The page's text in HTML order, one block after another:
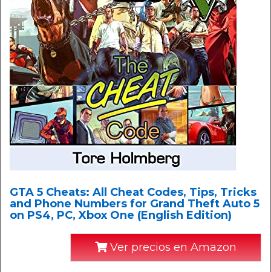
GTA 5 Cheats: All Cheat Codes, Tips, Tricks
and Phone Numbers for Grand Theft Auto 5
on PS4, PC, Xbox One (English Edition)
Ver precios en Amazon